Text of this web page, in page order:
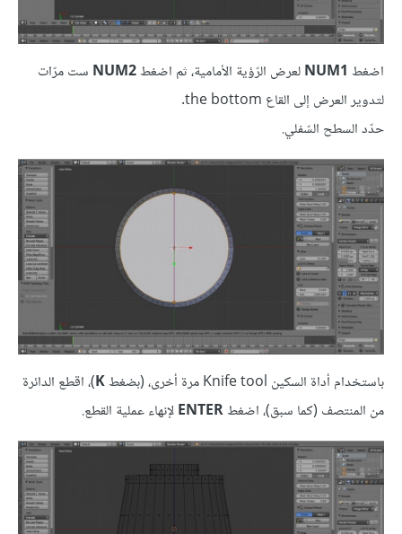
اضغط NUM1لعرض الرّؤية الأمامية، ثم اضغطNUM2 ست مرّات
لتدوير العرض إلى القاع the bottom.
حدّد السطح السّفلي.
باستخدام أداة السكين Knife tool مرة أخرى، (بضغط K)، اقطع الدائرة
من المنتصف (كما سبق)، اضغطENTERلإنهاء عملية القطع.